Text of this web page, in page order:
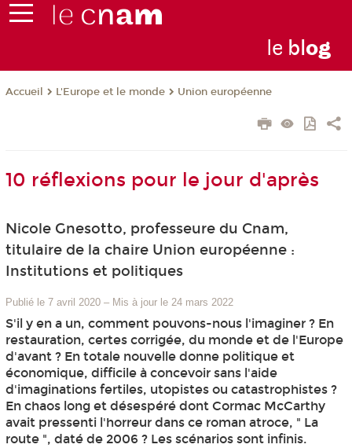
le blog
Accueil L'Europe et le monde Union européenne
10 réflexions pour le jour d'après
Nicole Gnesotto, professeure du Cnam,
titulaire de la chaire Union européenne :
Institutions et politiques
Publié le 7 avril 2020 – Mis à jour le 24 mars 2022
S'il y en a un, comment pouvons-nous l'imaginer ? En
restauration, certes corrigée, du monde et de l'Europe
d'avant ? En totale nouvelle donne politique et
économique, difficile à concevoir sans l'aide
d'imaginations fertiles, utopistes ou catastrophistes ?
En chaos long et désespéré dont Cormac McCarthy
avait pressenti l'horreur dans ce roman atroce, " La
route ", daté de 2006 ? Les scénarios sont infinis.